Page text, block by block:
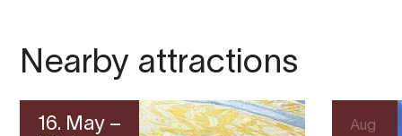
Nearby attractions
16. May –
Aug